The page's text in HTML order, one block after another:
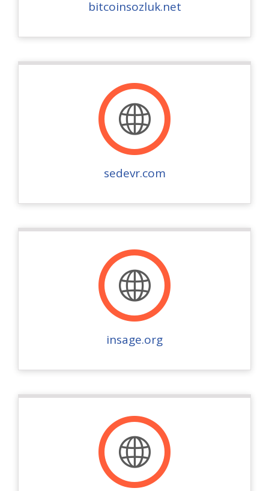
bitcoinsozluk.net
sedevr.com
insage.org